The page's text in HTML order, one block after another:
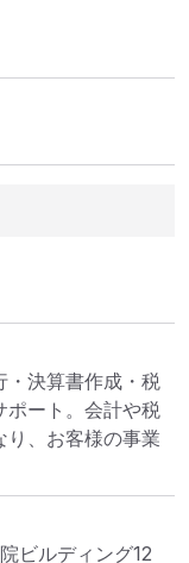
・決算書作成・税
ポート。会計や税
り、お客様の事業
ビルディング12